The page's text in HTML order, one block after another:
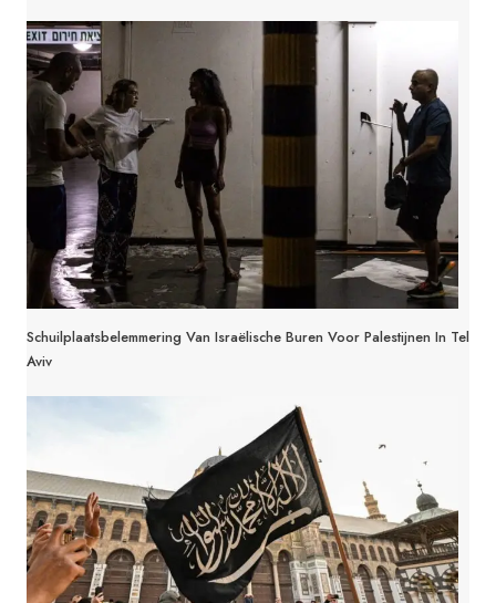
Schuilplaatsbelemmering Van Israëlische Buren Voor Palestijnen In Tel
Aviv